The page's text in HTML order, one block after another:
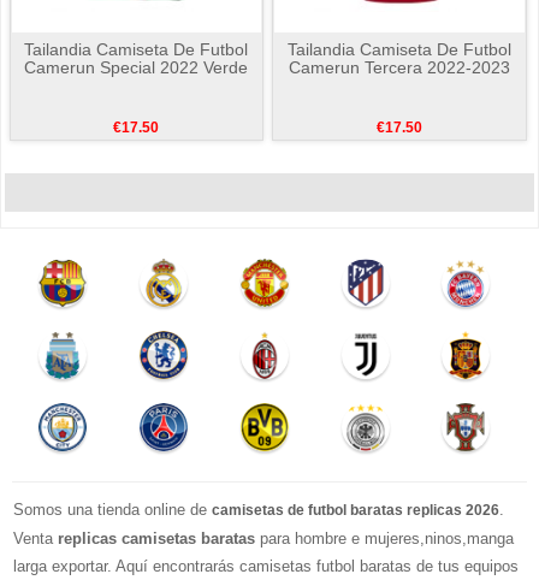
Tailandia Camiseta De Futbol
Camerun Special 2022 Verde
€17.50
Tailandia Camiseta De Futbol
Camerun Tercera 2022-2023
€17.50
Somos una tienda online de camisetas de futbol baratas replicas 2026
Venta replicas camisetas baratas para hombre e mujeres,ninos,manga
larga exportar. Aquí encontrarás camisetas futbol baratas de tus equipos